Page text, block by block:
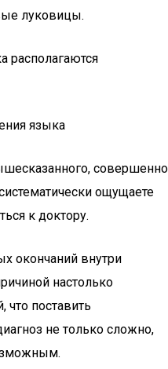
луковицы.
располагаются
языка
совершенно
ощущаете
к доктору.
окончаний внутри
настолько
что поставить
не только сложно,